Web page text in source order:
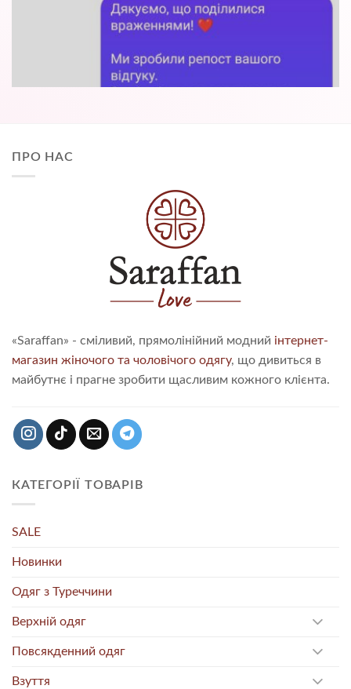
ПРО НАС
«Saraffan» - сміливий, прямолінійний модний інтернет-
магазин жіночого та чоловічого одягу, що дивиться в
майбутнє і прагне зробити щасливим кожного клієнта.
КАТЕГОРІЇ ТОВАРІВ
SALE
Новинки
Одяг з Туреччини
Верхній одяг
Повсякденний одяг
Взуття